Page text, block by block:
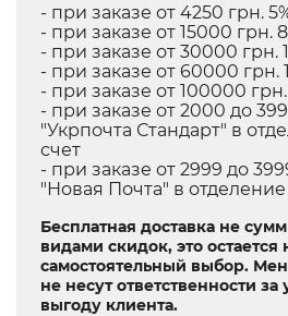
- при заказе от 4250 грн.
- при заказе от 15000 грн.
- при заказе от 30000 грн.
- при заказе от 60000 грн.
- при заказе от 100000 грн.
- при заказе от 2000 до
"Укрпочта Стандарт" в
счет
- при заказе от 2999 до
"Новая Почта" в
Бесплатная доставка не
видами скидок, это остается
самостоятельный выбор.
не несут ответственности
выгоду клиента.